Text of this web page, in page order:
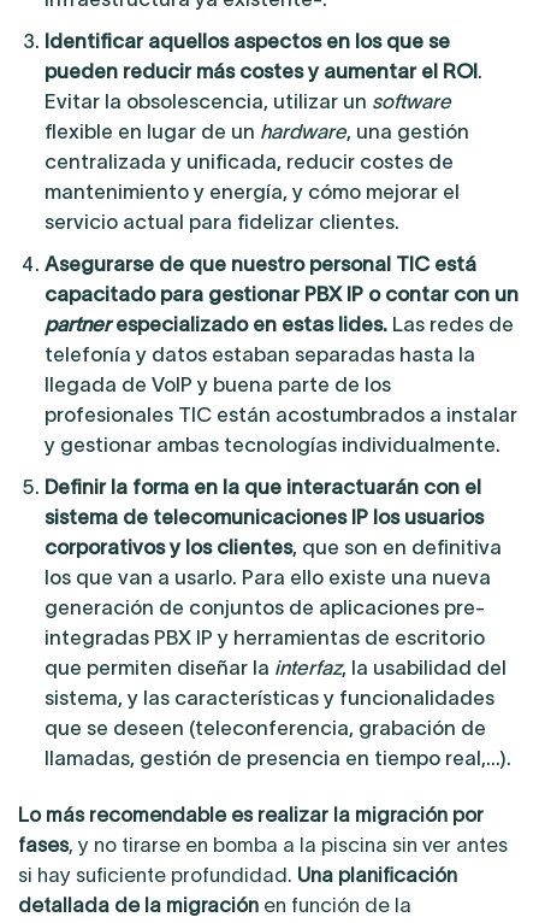
Identificar aquellos aspectos en los que se
pueden reducir más costes y aumentar el ROI.
Evitar la obsolescencia, utilizar un software
flexible en lugar de un hardware, una gestión
centralizada y unificada, reducir costes de
mantenimiento y energía, y cómo mejorar el
servicio actual para fidelizar clientes.
Asegurarse de que nuestro personal TIC está
capacitado para gestionar PBX IP o contar con un
partnerespecializado en estas lides.Las redes de
telefonía y datos estaban separadas hasta la
llegada de VoIP y buena parte de los
profesionales TIC están acostumbrados a instalar
y gestionar ambas tecnologías individualmente.
Definir la forma en la que interactuarán con el
sistema de telecomunicaciones IP los usuarios
corporativos y los clientes, que son en definitiva
los que van a usarlo. Para ello existe una nueva
generación de conjuntos de aplicaciones pre-
integradas PBX IP y herramientas de escritorio
que permiten diseñar la interfaz, la usabilidad del
sistema, y las características y funcionalidades
que se deseen (teleconferencia, grabación de
llamadas, gestión de presencia en tiempo real,…).
Lo más recomendable es realizar la migración por
fases, y no tirarse en bomba a la piscina sin ver antes
si hay suficiente profundidad. Una planificación
detallada de la migración en función de la